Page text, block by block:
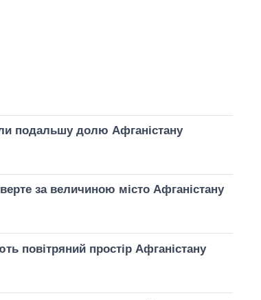
подальшу долю Афганістану
за величиною місто Афганістану
повітряний простір Афганістану